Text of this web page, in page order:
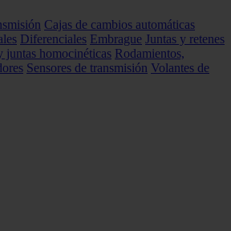
Cajas de cambios automáticas
Diferenciales Embrague Juntas y retenes
juntas homocinéticas Rodamientos,
Sensores de transmisión Volantes de